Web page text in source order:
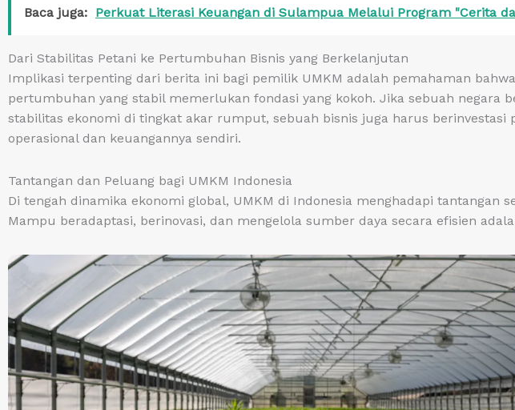
Baca juga: Perkuat Literasi Keuangan di Sulampua Melalui Program "Cerita
Dari Stabilitas Petani ke Pertumbuhan Bisnis yang Berkelanjutan
Implikasi terpenting dari berita ini bagi pemilik UMKM adalah pemahaman
pertumbuhan yang stabil memerlukan fondasi yang kokoh. Jika sebuah negara
stabilitas ekonomi di tingkat akar rumput, sebuah bisnis juga harus berinvestasi
operasional dan keuangannya sendiri.
Tantangan dan Peluang bagi UMKM Indonesia
Di tengah dinamika ekonomi global, UMKM di Indonesia menghadapi tantangan
Mampu beradaptasi, berinovasi, dan mengelola sumber daya secara efisien